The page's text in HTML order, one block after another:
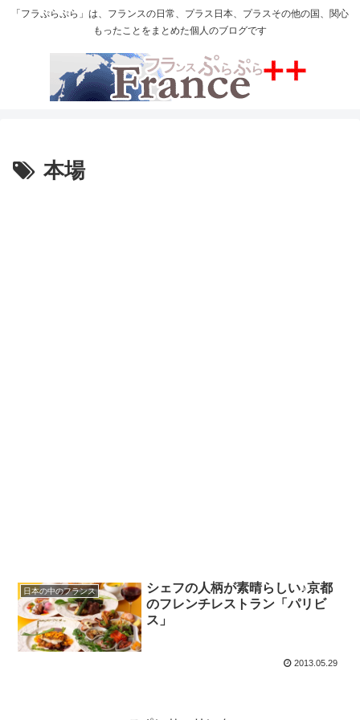
「フラぷらぷら」は、フランスの日常、プラス日本、プラスその他の国、関心
もったことをまとめた個人のブログです
本場
日本の中のフランス
シェフの人柄が素晴らしい♪京都
のフレンチレストラン「パリビ
ス」
2013.05.29